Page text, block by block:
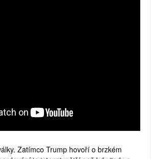
Zatímco Trump hovoří o brzkém